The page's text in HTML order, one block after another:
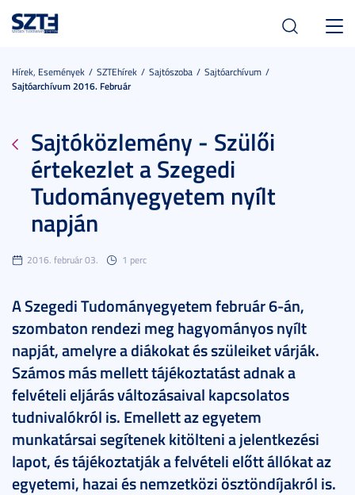
Hírek, Események SZTEhírek Sajtószoba
Sajtóarchívum
Sajtóarchívum 2016. Február
Sajtóközlemény - Szülői
értekezlet a Szegedi
Tudományegyetem nyílt
napján
2016. február 03. 1 perc
A Szegedi Tudományegyetem február 6-án,
szombaton rendezi meg hagyományos nyílt
napját, amelyre a diákokat és szüleiket várják.
Számos más mellett tájékoztatást adnak a
felvételi eljárás változásaival kapcsolatos
tudnivalókról is. Emellett az egyetem
munkatársai segítenek kitölteni a jelentkezési
lapot, és tájékoztatják a felvételi előtt állókat az
egyetemi, hazai és nemzetközi ösztöndíjakról is.